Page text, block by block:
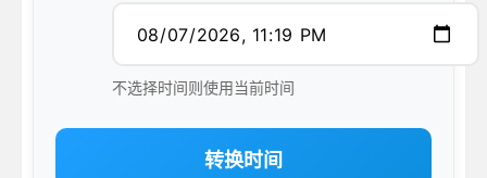
不选择时间则使用当前时间
转换时间